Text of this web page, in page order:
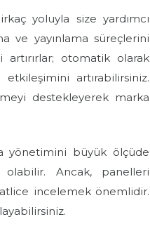
yoluyla size yardımcı
ve yayınlama süreçlerini
otomatik olarak
artırabilirsiniz.
destekleyerek marka
yönetimini büyük ölçüde
Ancak, panelleri
incelemek önemlidir.